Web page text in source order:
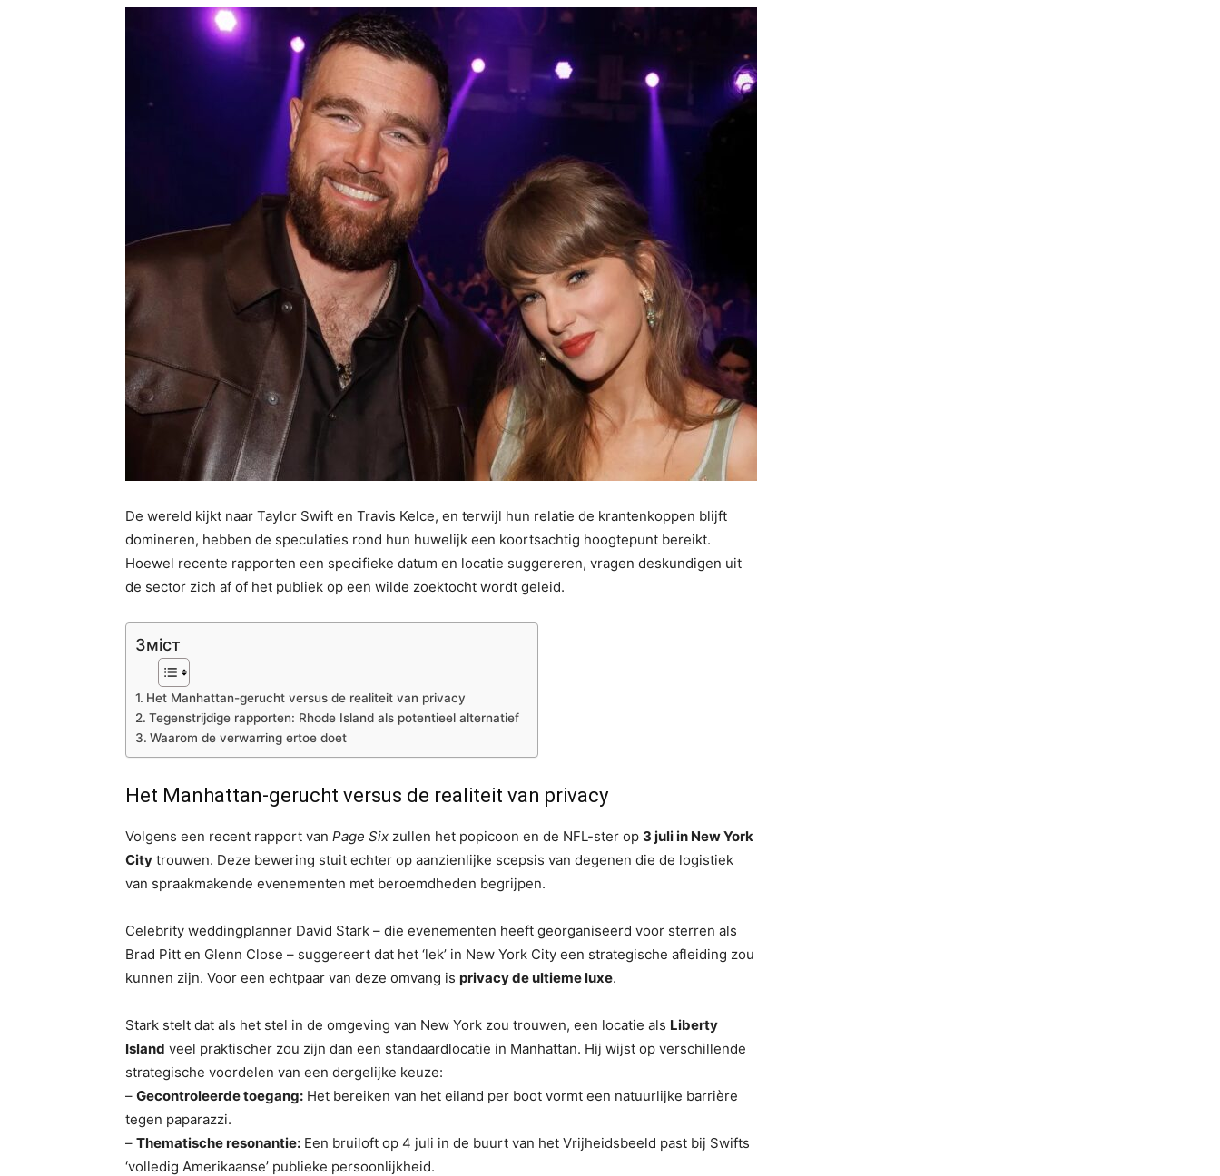
De wereld kijkt naar Taylor Swift en Travis Kelce, en terwijl hun relatie de krantenkoppen blijft
domineren, hebben de speculaties rond hun huwelijk een koortsachtig hoogtepunt bereikt.
Hoewel recente rapporten een specifieke datum en locatie suggereren, vragen deskundigen uit
de sector zich af of het publiek op een wilde zoektocht wordt geleid.
Зміст
Het Manhattan-gerucht versus de realiteit van privacy
Tegenstrijdige rapporten: Rhode Island als potentieel alternatief
Waarom de verwarring ertoe doet
Het Manhattan-gerucht versus de realiteit van privacy
Volgens een recent rapport van Page Six zullen het popicoon en de NFL-ster op 3 juli in New York
City trouwen. Deze bewering stuit echter op aanzienlijke scepsis van degenen die de logistiek
van spraakmakende evenementen met beroemdheden begrijpen.
Celebrity weddingplanner David Stark – die evenementen heeft georganiseerd voor sterren als
Brad Pitt en Glenn Close – suggereert dat het ‘lek’ in New York City een strategische afleiding zou
kunnen zijn. Voor een echtpaar van deze omvang is privacy de ultieme luxe.
Stark stelt dat als het stel in de omgeving van New York zou trouwen, een locatie als Liberty
Island veel praktischer zou zijn dan een standaardlocatie in Manhattan. Hij wijst op verschillende
strategische voordelen van een dergelijke keuze:
– Gecontroleerde toegang: Het bereiken van het eiland per boot vormt een natuurlijke barrière
tegen paparazzi.
– Thematische resonantie: Een bruiloft op 4 juli in de buurt van het Vrijheidsbeeld past bij Swifts
‘volledig Amerikaanse’ publieke persoonlijkheid.